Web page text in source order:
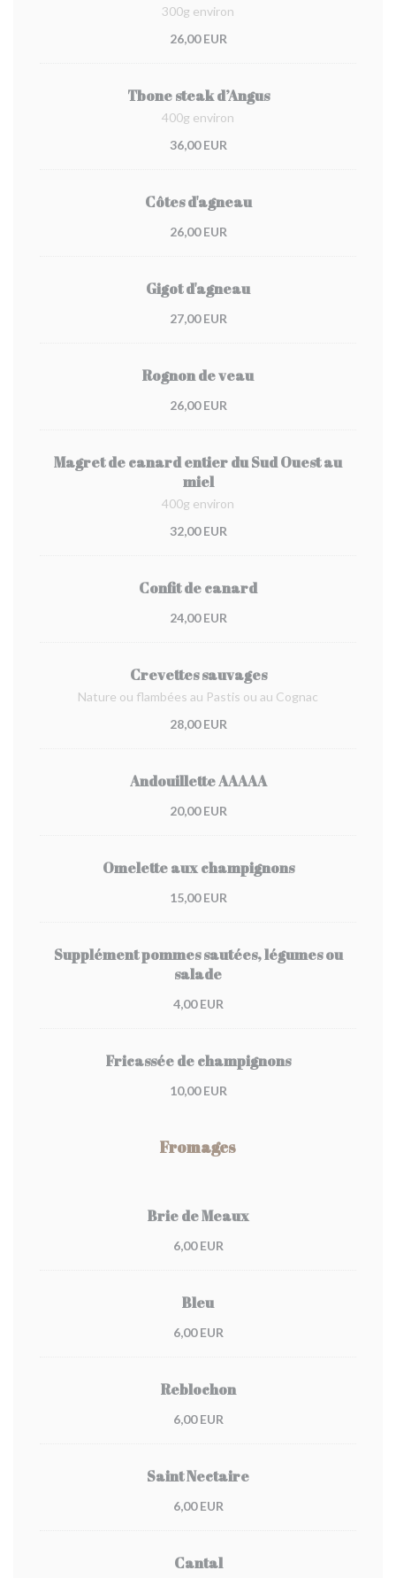
300g environ
26,00 EUR
Tbone steak d’Angus
400g environ
36,00 EUR
Côtes d'agneau
26,00 EUR
Gigot d'agneau
27,00 EUR
Rognon de veau
26,00 EUR
Magret de canard entier du Sud Ouest au
miel
400g environ
32,00 EUR
Confit de canard
24,00 EUR
Crevettes sauvages
Nature ou flambées au Pastis ou au Cognac
28,00 EUR
Andouillette AAAAA
20,00 EUR
Omelette aux champignons
15,00 EUR
Supplément pommes sautées, légumes ou
salade
4,00 EUR
Fricassée de champignons
10,00 EUR
Fromages
Brie de Meaux
6,00 EUR
Bleu
6,00 EUR
Reblochon
6,00 EUR
Saint Nectaire
6,00 EUR
Cantal